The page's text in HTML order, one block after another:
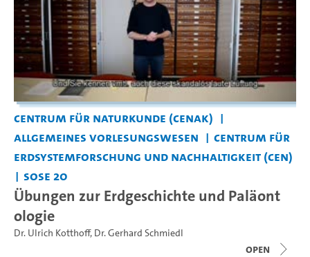
Centrum für Naturkunde (CeNak)
Allgemeines Vorlesungswesen
Centrum für
Erdsystemforschung und Nachhaltigkeit (CEN)
SoSe 20
Übungen zur Erdgeschichte und Paläont
ologie
Dr. Ulrich Kotthoff, Dr. Gerhard Schmiedl
open